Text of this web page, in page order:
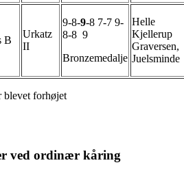
B
Urkatz
II
9-8-9-8 7-7 9-
8-8 9
Bronzemedalje
Helle
Kjellerup
Graversen,
Juelsminde
blevet forhøjet
ved ordinær kåring